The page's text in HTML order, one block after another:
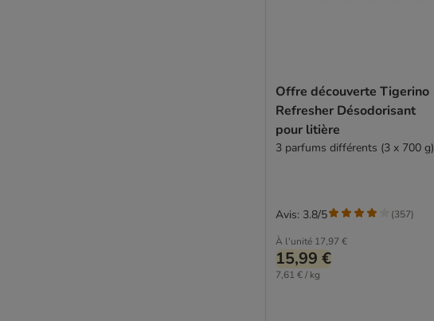
Offre découverte Tigerino
Refresher Désodorisant
pour litière
3 parfums différents (3 x 700 g)
À l'unité 17,97 €
15,99 €
7,61 € / kg
Avis: 3.8/5 (357)